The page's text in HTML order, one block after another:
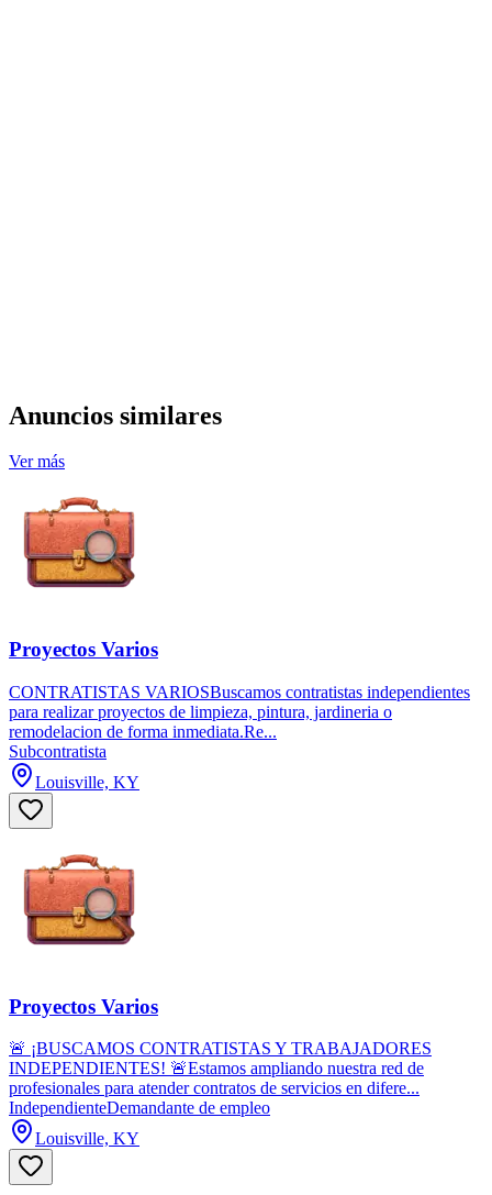
Anuncios similares
Ver más
Proyectos Varios
CONTRATISTAS VARIOSBuscamos contratistas independientes
para realizar proyectos de limpieza, pintura, jardineria o
remodelacion de forma inmediata.Re...
Subcontratista
Louisville, KY
Proyectos Varios
🚨 ¡BUSCAMOS CONTRATISTAS Y TRABAJADORES
INDEPENDIENTES! 🚨Estamos ampliando nuestra red de
profesionales para atender contratos de servicios en difere...
IndependienteDemandante de empleo
Louisville, KY